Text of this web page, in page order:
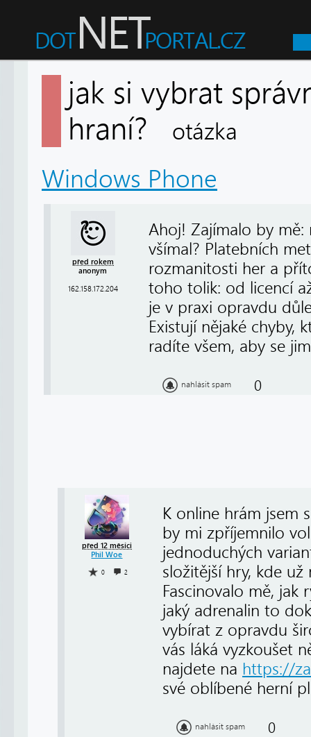
jak si vybrat
hraní?
otázka
Windows Phone
před rokem
anonym
162.158.172.204
Ahoj! Zajímalo by mě:
všímal? Platebních
rozmanitosti her a
toho tolik: od licencí
je v praxi opravdu
Existují nějaké chyby,
radíte všem, aby se
nahlásit spam 0
před 12 měsíci
Phil Woe
0 2
K online hrám jsem
by mi zpříjemnilo
jednoduchých
složitější hry, kde
Fascinovalo mě,
jaký adrenalin to
vybírat z opravdu
vás láká vyzkoušet
najdete na https://
své oblíbené herní
nahlásit spam 0